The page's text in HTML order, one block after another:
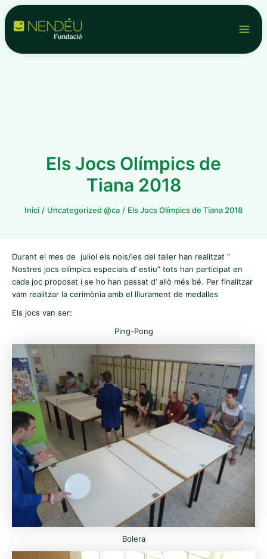
Vés
al
contingut
Main
Els Jocs Olímpics de
Tiana 2018
Inici Uncategorized @ca Els Jocs Olímpics de Tiana 2018
Durant el mes de juliol els nois/ies del taller han realitzat “
Nostres jocs olímpics especials d’ estiu” tots han participat en
cada joc proposat i se ho han passat d’ allò més bé. Per finalitzar
vam realitzar la cerimònia amb el lliurament de medalles
Els jocs van ser:
Ping-Pong
Bolera
Navegació